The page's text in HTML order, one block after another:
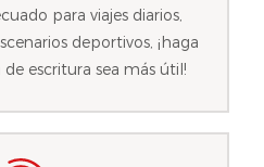
para viajes diarios,
deportivos, ¡haga
escritura sea más útil!